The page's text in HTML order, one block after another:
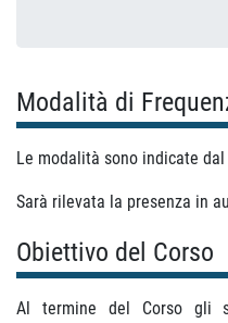
Modalità di
Le modalità sono indicate
Sarà rilevata la presenza in
Obiettivo del Corso
Al termine del Corso gli